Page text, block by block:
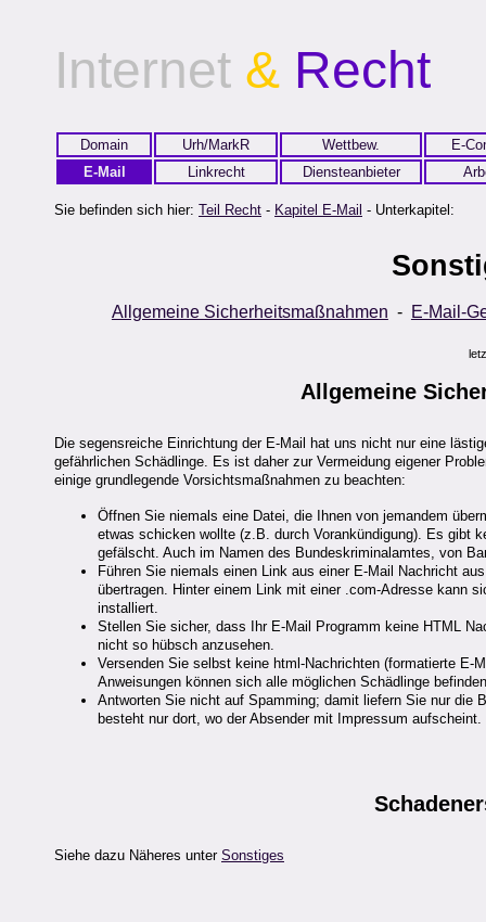
Internet & Recht
Domain Urh/MarkR Wettbew.
E-
E-Mail
Linkrecht Diensteanbieter
Sie befinden sich hier: Teil Recht - Kapitel E-Mail - Unterkapitel:
Allgemeine Sicherheitsmaßnahmen - E-Mail-
Allgemeine
Die segensreiche Einrichtung der E-Mail hat uns nicht nur eine
gefährlichen Schädlinge. Es ist daher zur Vermeidung eigener
einige grundlegende Vorsichtsmaßnahmen zu beachten:
Öffnen Sie niemals eine Datei, die Ihnen von jemandem
etwas schicken wollte (z.B. durch Vorankündigung). Es gibt
gefälscht. Auch im Namen des Bundeskriminalamtes, von
Führen Sie niemals einen Link aus einer E-Mail Nachricht
übertragen. Hinter einem Link mit einer .com-Adresse kann
installiert.
Stellen Sie sicher, dass Ihr E-Mail Programm keine HTML
nicht so hübsch anzusehen.
Versenden Sie selbst keine html-Nachrichten (formatierte E-
Anweisungen können sich alle möglichen Schädlinge
Antworten Sie nicht auf Spamming; damit liefern Sie nur die
besteht nur dort, wo der Absender mit Impressum aufscheint.
Siehe dazu Näheres unter Sonstiges